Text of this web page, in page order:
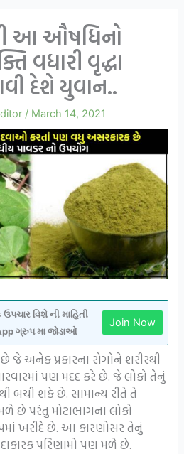
આ ઔષધિનો
વધારી વૃદ્ધા
દેશે યુવાન..
/ March 14, 2021
વિશે ની માહિતી
ગ્રુપ મા જોડાઓ
Join Now
અનેક પ્રકારના રોગોને શરીરથી
પણ મદદ કરે છે. જે લોકો તેનું
બચી શકે છે. સામાન્ય રીતે તે
છે પરંતુ મોટાભાગના લોકો
ખરીદે છે. આ કારણોસર તેનું
પરિણામો પણ મળે છે.